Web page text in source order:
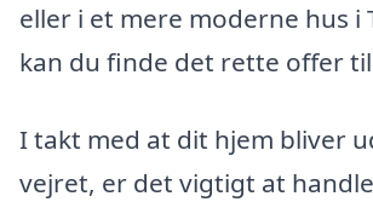
eller i et mere moderne hus i
kan du finde det rette offer
I takt med at dit hjem bliver
vejret, er det vigtigt at